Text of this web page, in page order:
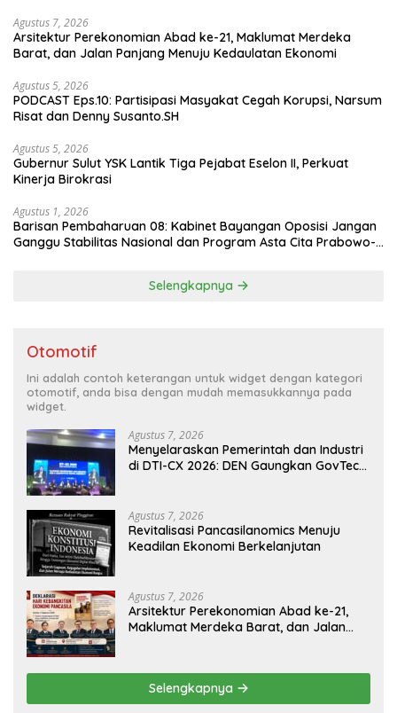
Agustus 7, 2026
Arsitektur Perekonomian Abad ke-21, Maklumat Merdeka
Barat, dan Jalan Panjang Menuju Kedaulatan Ekonomi
Agustus 5, 2026
PODCAST Eps.10: Partisipasi Masyakat Cegah Korupsi, Narsum
Risat dan Denny Susanto.SH
Agustus 5, 2026
Gubernur Sulut YSK Lantik Tiga Pejabat Eselon II, Perkuat
Kinerja Birokrasi
Agustus 1, 2026
Barisan Pembaharuan 08: Kabinet Bayangan Oposisi Jangan
Ganggu Stabilitas Nasional dan Program Asta Cita Prabowo-
Selengkapnya
Otomotif
Ini adalah contoh keterangan untuk widget dengan kategori
otomotif, anda bisa dengan mudah memasukkannya pada
widget.
Agustus 7, 2026
Menyelaraskan Pemerintah dan Industri
di DTI-CX 2026: DEN Gaungkan GovTech,
Agustus 7, 2026
Revitalisasi Pancasilanomics Menuju
Keadilan Ekonomi Berkelanjutan
Agustus 7, 2026
Arsitektur Perekonomian Abad ke-21,
Maklumat Merdeka Barat, dan Jalan
Selengkapnya